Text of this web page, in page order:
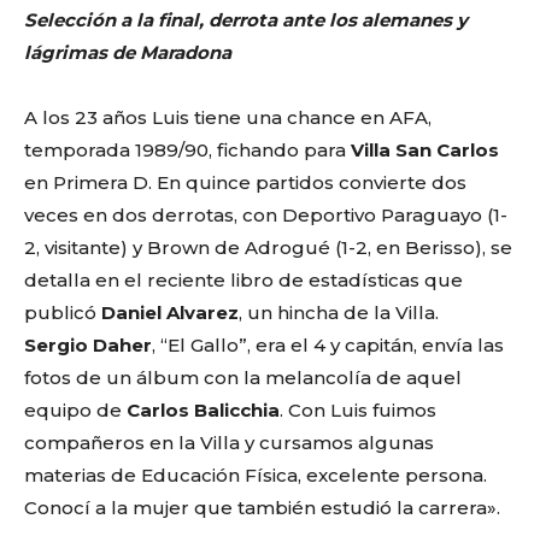
Selección a la final, derrota ante los alemanes y
lágrimas de Maradona
A los 23 años Luis tiene una chance en AFA,
temporada 1989/90, fichando para Villa San Carlos
en Primera D. En quince partidos convierte dos
veces en dos derrotas, con Deportivo Paraguayo (1-
2, visitante) y Brown de Adrogué (1-2, en Berisso), se
detalla en el reciente libro de estadísticas que
publicó Daniel Alvarez, un hincha de la Villa.
Sergio Daher, “El Gallo”, era el 4 y capitán, envía las
fotos de un álbum con la melancolía de aquel
equipo de Carlos Balicchia. Con Luis fuimos
compañeros en la Villa y cursamos algunas
materias de Educación Física, excelente persona.
Conocí a la mujer que también estudió la carrera».